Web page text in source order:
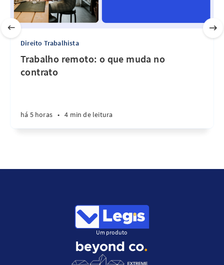
Direito Trabalhista
Trabalho remoto: o que muda no
contrato
há 5 horas • 4 min de leitura
Um produto